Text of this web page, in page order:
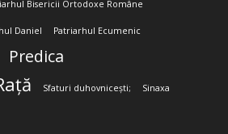
Bisericii Ortodoxe Române
Daniel Patriarhul Ecumenic
Predica
Sfaturi duhovnicești; Sinaxa